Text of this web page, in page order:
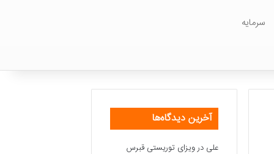
سرمایه
آخرین دیدگاه‌ها
علی درویزای توریستی قبرس